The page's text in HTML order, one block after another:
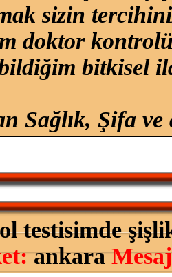
sizin
doktor
bitkisel
Sağlık, Şifa
testisimde
ankara